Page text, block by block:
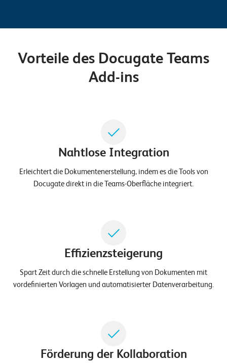
N
v
e
S
P
P
O
I
E
Vorteile des Docugate Teams
Add-ins
Nahtlose Integration
Erleichtert die Dokumentenerstellung, indem es die Tools von
Docugate direkt in die Teams-Oberfläche integriert.
Effizienzsteigerung
Spart Zeit durch die schnelle Erstellung von Dokumenten mit
vordefinierten Vorlagen und automatisierter Datenverarbeitung.
Förderung der Kollaboration